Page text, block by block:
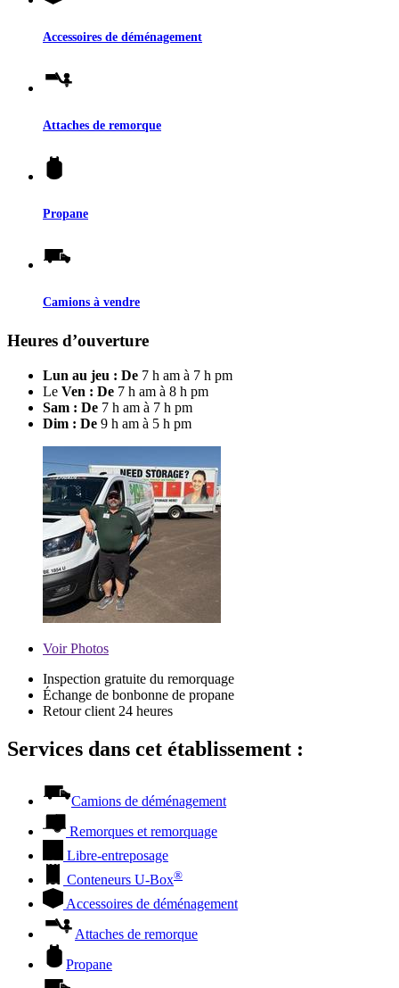
Accessoires de déménagement
Attaches de remorque
Propane
Camions à vendre
Heures d’ouverture
Lun au jeu : De 7 h am à 7 h pm
Le Ven : De 7 h am à 8 h pm
Sam : De 7 h am à 7 h pm
Dim : De 9 h am à 5 h pm
VoirPhotos
Inspection gratuite du remorquage
Échange de bonbonne de propane
Retour client 24 heures
Services dans cet établissement :
Camions de déménagement
Remorques et remorquage
Libre-entreposage
Conteneurs U-Box®
Accessoires de déménagement
Attaches de remorque
Propane